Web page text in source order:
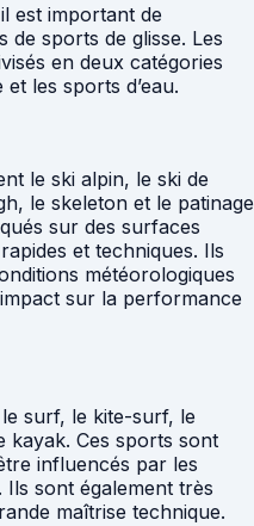
est important de
sports de glisse. Les
en deux catégories
les sports d’eau.
le ski alpin, le ski de
le skeleton et le patinage
sur des surfaces
et techniques. Ils
météorologiques
sur la performance
surf, le kite-surf, le
kayak. Ces sports sont
influencés par les
sont également très
maîtrise technique.